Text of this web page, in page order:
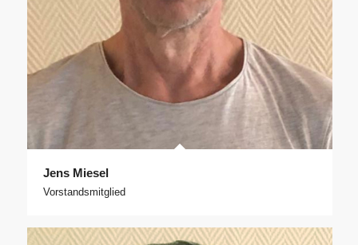
Jens Miesel
Vorstandsmitglied